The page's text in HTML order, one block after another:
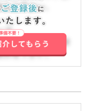
わせ下さい。
ブ
合わせ下さい。詳
わせ下さい。